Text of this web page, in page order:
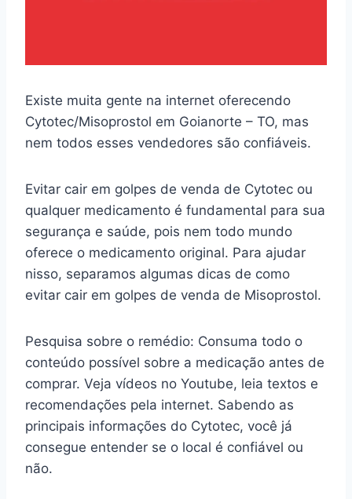
Existe muita gente na internet oferecendo
Cytotec/Misoprostol em Goianorte – TO, mas
nem todos esses vendedores são confiáveis.
Evitar cair em golpes de venda de Cytotec ou
qualquer medicamento é fundamental para sua
segurança e saúde, pois nem todo mundo
oferece o medicamento original. Para ajudar
nisso, separamos algumas dicas de como
evitar cair em golpes de venda de Misoprostol.
Pesquisa sobre o remédio: Consuma todo o
conteúdo possível sobre a medicação antes de
comprar. Veja vídeos no Youtube, leia textos e
recomendações pela internet. Sabendo as
principais informações do Cytotec, você já
consegue entender se o local é confiável ou
não.